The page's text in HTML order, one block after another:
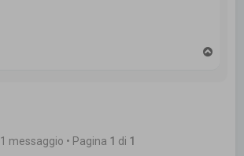
1 messaggio • Pagina 1 di 1